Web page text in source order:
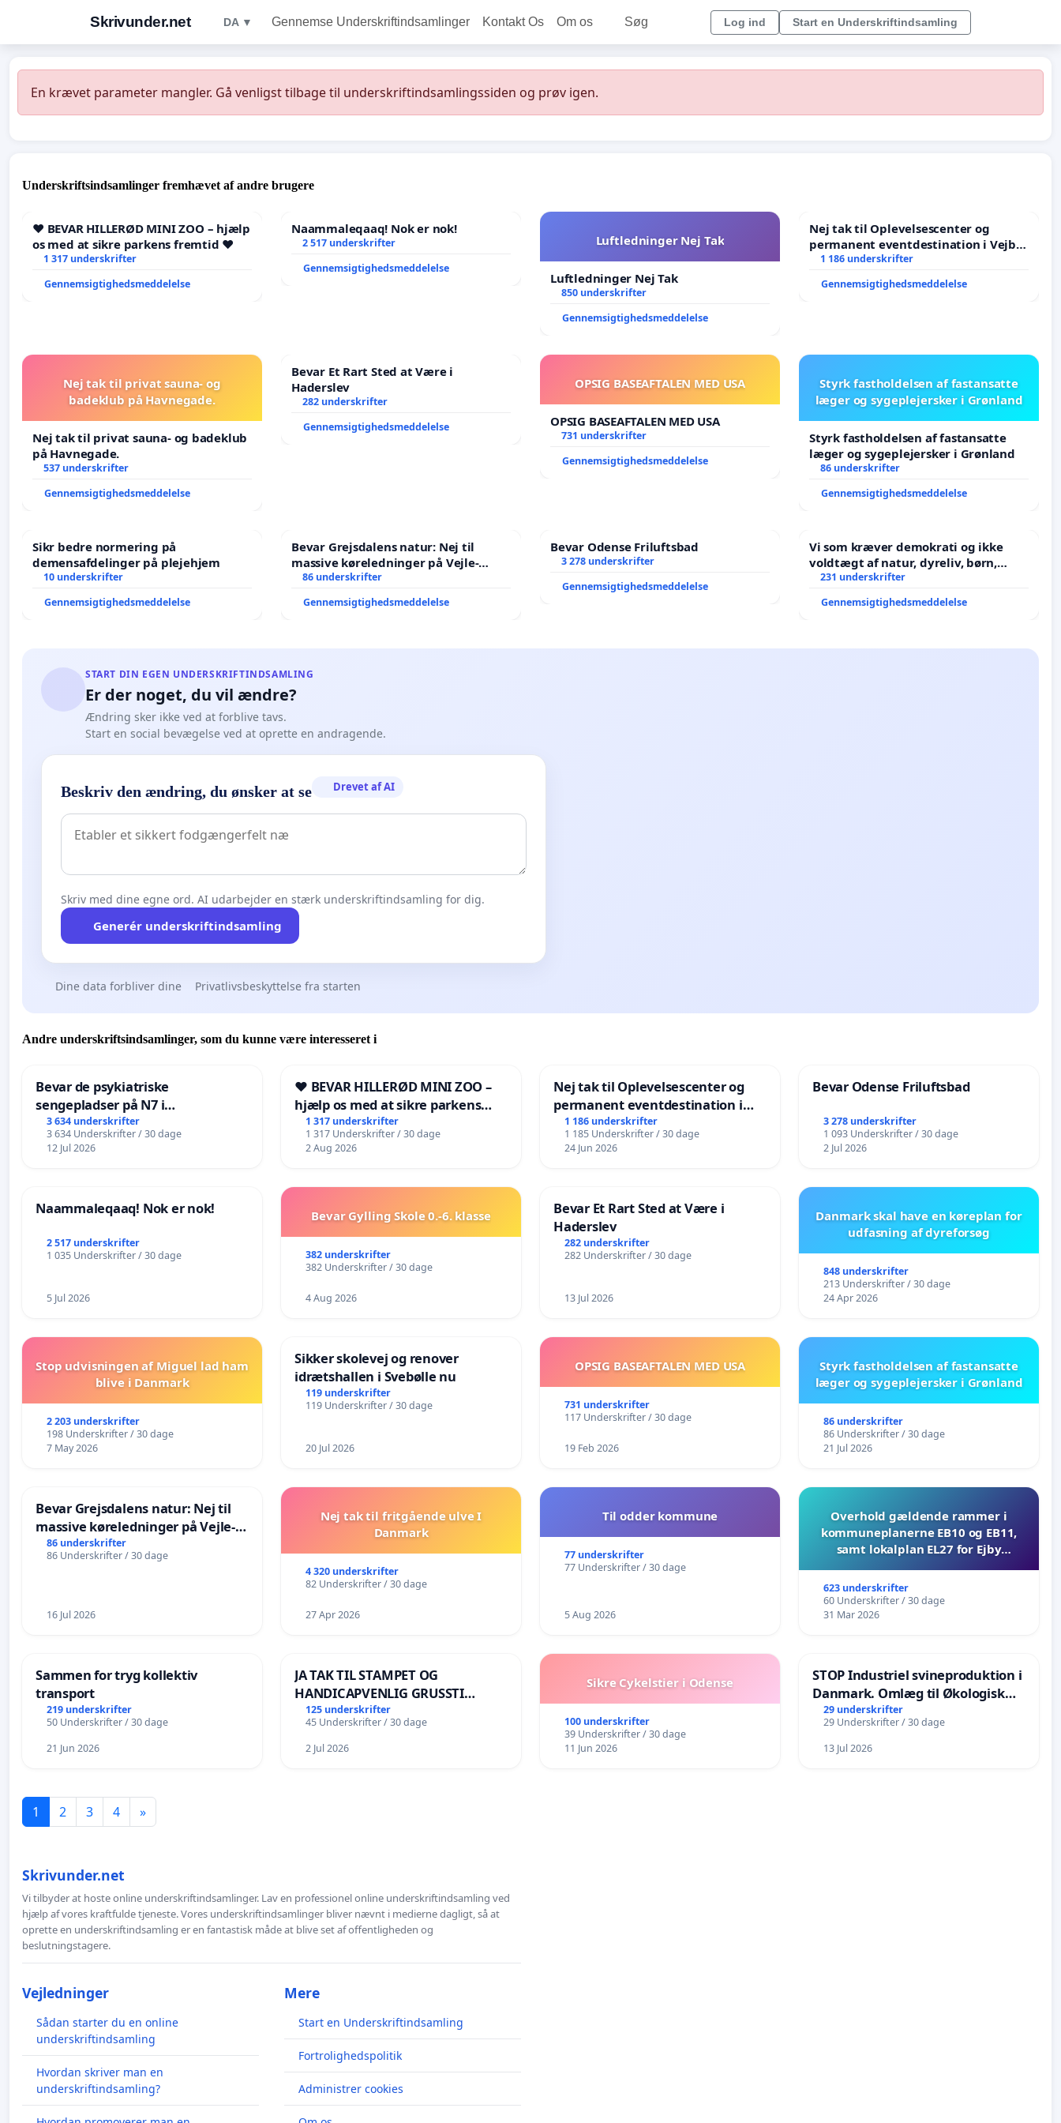
Skrivunder.net DA ▼ Gennemse Underskriftindsamlinger Kontakt Os Om os Søg Log ind Start en Underskriftindsamling
En krævet parameter mangler. Gå venligst tilbage til underskriftindsamlingssiden og prøv igen.
Underskriftsindsamlinger fremhævet af andre brugere
❤️ BEVAR HILLERØD MINI ZOO – hjælp
os med at sikre parkens fremtid ❤️
1 317 underskrifter
Gennemsigtighedsmeddelelse
Naammaleqaaq! Nok er nok!
2 517 underskrifter
Gennemsigtighedsmeddelelse
Luftledninger Nej Tak
Luftledninger Nej Tak
850 underskrifter
Gennemsigtighedsmeddelelse
Nej tak til Oplevelsescenter og
permanent eventdestination i Vejby
- Ja tak til et levende lokalområde i
1 186 underskrifter
Gennemsigtighedsmeddelelse
Nej tak til privat sauna- og
badeklub på Havnegade.
Nej tak til privat sauna- og badeklub
på Havnegade.
537 underskrifter
Gennemsigtighedsmeddelelse
Bevar Et Rart Sted at Være i
Haderslev
282 underskrifter
Gennemsigtighedsmeddelelse
OPSIG BASEAFTALEN MED USA
OPSIG BASEAFTALEN MED USA
731 underskrifter
Gennemsigtighedsmeddelelse
Styrk fastholdelsen af fastansatte
læger og sygeplejersker i Grønland
Styrk fastholdelsen af fastansatte
læger og sygeplejersker i Grønland
86 underskrifter
Gennemsigtighedsmeddelelse
Sikr bedre normering på
demensafdelinger på plejehjem
10 underskrifter
Gennemsigtighedsmeddelelse
Bevar Grejsdalens natur: Nej til
massive køreledninger på Vejle-
Struer-banen
86 underskrifter
Gennemsigtighedsmeddelelse
Bevar Odense Friluftsbad
3 278 underskrifter
Gennemsigtighedsmeddelelse
Vi som kræver demokrati og ikke
voldtægt af natur, dyreliv, børn,
unge Borgene har sagt NEJ i mange
231 underskrifter
Gennemsigtighedsmeddelelse
START DIN EGEN UNDERSKRIFTINDSAMLING
Er der noget, du vil ændre?
Ændring sker ikke ved at forblive tavs.
Start en social bevægelse ved at oprette en andragende.
Beskriv den ændring, du ønsker at se Drevet af AI
Skriv med dine egne ord. AI udarbejder en stærk underskriftindsamling for dig.
Generér underskriftindsamling
Dine data forbliver dine Privatlivsbeskyttelse fra starten
Andre underskriftsindsamlinger, som du kunne være interesseret i
Bevar de psykiatriske
sengepladser på N7 i
Frederikshavn
3 634 underskrifter
3 634 Underskrifter / 30 dage
12 Jul 2026
❤️ BEVAR HILLERØD MINI ZOO –
hjælp os med at sikre parkens
fremtid ❤️
1 317 underskrifter
1 317 Underskrifter / 30 dage
2 Aug 2026
Nej tak til Oplevelsescenter og
permanent eventdestination i
Vejby - Ja tak til et levende
lokalområde i balance
1 186 underskrifter
1 185 Underskrifter / 30 dage
24 Jun 2026
Bevar Odense Friluftsbad
3 278 underskrifter
1 093 Underskrifter / 30 dage
2 Jul 2026
Naammaleqaaq! Nok er nok!
2 517 underskrifter
1 035 Underskrifter / 30 dage
5 Jul 2026
Bevar Gylling Skole 0.-6. klasse
382 underskrifter
382 Underskrifter / 30 dage
4 Aug 2026
Bevar Et Rart Sted at Være i
Haderslev
282 underskrifter
282 Underskrifter / 30 dage
13 Jul 2026
Danmark skal have en køreplan for
udfasning af dyreforsøg
848 underskrifter
213 Underskrifter / 30 dage
24 Apr 2026
Stop udvisningen af Miguel lad ham
blive i Danmark
2 203 underskrifter
198 Underskrifter / 30 dage
7 May 2026
Sikker skolevej og renover
idrætshallen i Svebølle nu
119 underskrifter
119 Underskrifter / 30 dage
20 Jul 2026
OPSIG BASEAFTALEN MED USA
731 underskrifter
117 Underskrifter / 30 dage
19 Feb 2026
Styrk fastholdelsen af fastansatte
læger og sygeplejersker i Grønland
86 underskrifter
86 Underskrifter / 30 dage
21 Jul 2026
Bevar Grejsdalens natur: Nej til
massive køreledninger på Vejle-
Struer-banen
86 underskrifter
86 Underskrifter / 30 dage
16 Jul 2026
Nej tak til fritgående ulve I
Danmark
4 320 underskrifter
82 Underskrifter / 30 dage
27 Apr 2026
Til odder kommune
77 underskrifter
77 Underskrifter / 30 dage
5 Aug 2026
Overhold gældende rammer i
kommuneplanerne EB10 og EB11,
samt lokalplan EL27 for Ejby
623 underskrifter
60 Underskrifter / 30 dage
31 Mar 2026
Sammen for tryg kollektiv
transport
219 underskrifter
50 Underskrifter / 30 dage
21 Jun 2026
JA TAK TIL STAMPET OG
HANDICAPVENLIG GRUSSTI
LANGS SØENS KANT! NEJ TIL
BOARDWALK VÆK FRA SØEN
125 underskrifter
45 Underskrifter / 30 dage
2 Jul 2026
Sikre Cykelstier i Odense
100 underskrifter
39 Underskrifter / 30 dage
11 Jun 2026
STOP Industriel svineproduktion i
Danmark. Omlæg til Økologisk
landbrug senest i 2030
29 underskrifter
29 Underskrifter / 30 dage
13 Jul 2026
1 2 3 4 »
Skrivunder.net
Vi tilbyder at hoste online underskriftindsamlinger. Lav en professionel online underskriftindsamling ved
hjælp af vores kraftfulde tjeneste. Vores underskriftindsamlinger bliver nævnt i medierne dagligt, så at
oprette en underskriftindsamling er en fantastisk måde at blive set af offentligheden og
beslutningstagere.
Vejledninger
Sådan starter du en online
underskriftindsamling
Hvordan skriver man en
underskriftindsamling?
Mere
Start en Underskriftindsamling
Fortrolighedspolitik
Administrer cookies